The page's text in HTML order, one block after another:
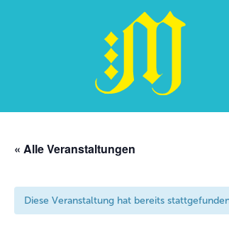
springen
« Alle Veranstaltungen
Diese Veranstaltung hat bereits